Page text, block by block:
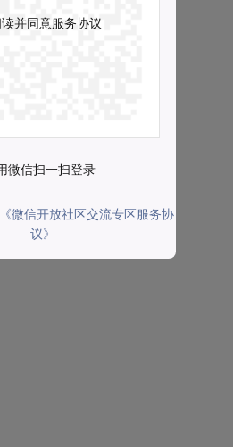
并同意服务协议
微信扫一扫登录
《微信开放社区交流专区服务协
议》